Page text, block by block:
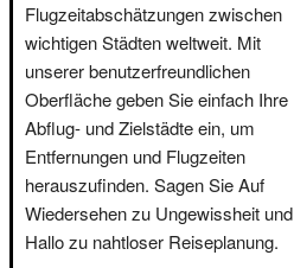
Flugzeitabschätzungen zwischen
wichtigen Städten weltweit. Mit
unserer benutzerfreundlichen
Oberfläche geben Sie einfach Ihre
Abflug- und Zielstädte ein, um
Entfernungen und Flugzeiten
herauszufinden. Sagen Sie Auf
Wiedersehen zu Ungewissheit und
Hallo zu nahtloser Reiseplanung.